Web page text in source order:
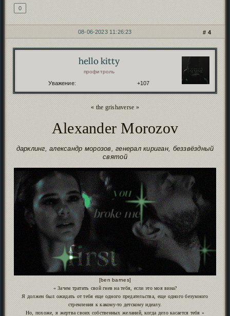
0
4
08-06-2023 11:26:23
hello kitty
профитроль
Уважение: +107
« the grishaverse »
Alexander Morozov
дарклинг, александр морозов, генерал кириган, беззвёздный
святой
[ben barnes]
« Зачем тратить свой гнев на тебя, если это моя вина?
Я должен был ожидать от тебя еще одного предательства, еще одного безумного
стремления к какому-то детскому идеалу.
Но, похоже, я жертва своих собственных желаний, когда дело касается тебя »